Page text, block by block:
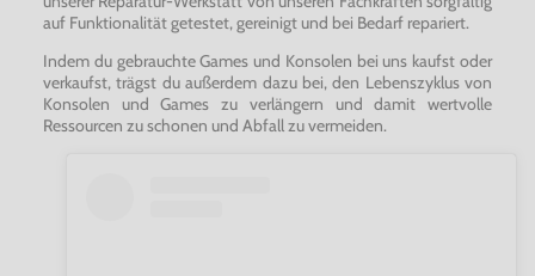
auf Funktionalität getestet, gereinigt und bei Bedarf repariert.
Indem du gebrauchte Games und Konsolen bei uns kaufst oder
verkaufst, trägst du außerdem dazu bei, den Lebenszyklus von
Konsolen und Games zu verlängern und damit wertvolle
Ressourcen zu schonen und Abfall zu vermeiden.